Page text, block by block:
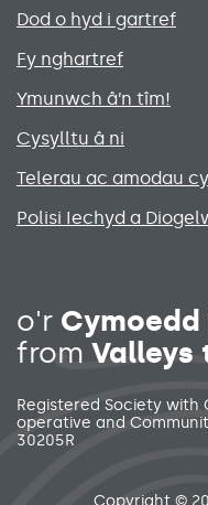
Primary footer
Dod o hyd i gartref
Fy nghartref
Ymunwch â’n tîm!
Cysylltu â ni
Telerau ac amodau
Polisi Iechyd a
o'r
from Valleys
Registered Society with
operative and
30205R
Copyright ©